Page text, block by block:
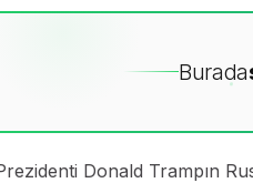
Burada
Donald Trampın